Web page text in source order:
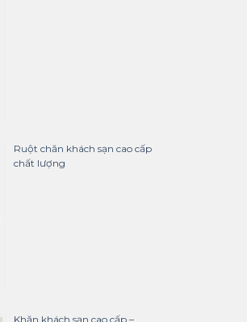
Ruột chăn khách sạn cao cấp
chất lượng
Khăn khách sạn cao cấp –